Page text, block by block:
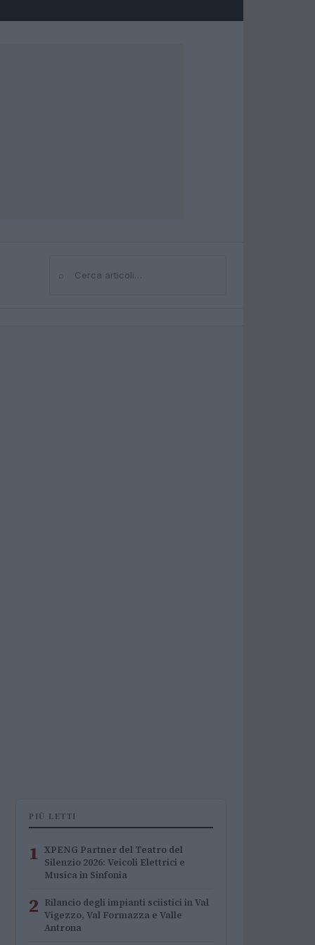
⌕Cerca
PIÙ LETTI
1 XPENG Partner del Teatro del
Silenzio 2026: Veicoli Elettrici e
Musica in Sinfonia
2 Rilancio degli impianti sciistici in Val
Vigezzo, Val Formazza e Valle
Antrona